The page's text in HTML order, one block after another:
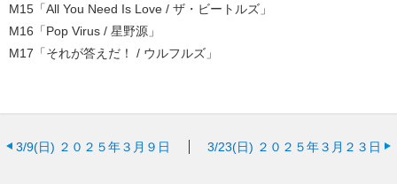
M15「All You Need Is Love / ザ・ビートルズ」
M16「Pop Virus / 星野源」
M17「それが答えだ！
/ ウルフルズ」
3/9(日) ２０２５年３月９日 3/23(日) ２０２５年３月２３日